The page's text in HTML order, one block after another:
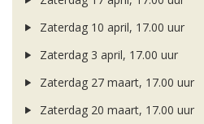
Zaterdag 10 april, 17.00 uur
Zaterdag 3 april, 17.00 uur
Zaterdag 27 maart, 17.00 uur
Zaterdag 20 maart, 17.00 uur